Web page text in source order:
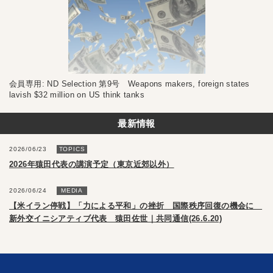
会員専用: ND Selection 第9号 Weapons makers, foreign states
lavish $32 million on US think tanks
最新情報
2026/06/23 TOPICS
2026年猿田代表の講演予定（東京近郊以外）
2026/06/24 MEDIA
【米イラン停戦】「力による平和」の挫折 国際秩序回復の機会に
新外交イニシアティブ代表 猿田佐世｜共同通信(26.6.20)